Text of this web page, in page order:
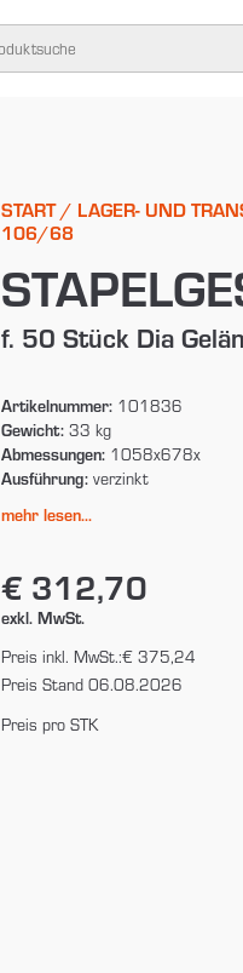
START/ LAGER- UND
106/68
f. 50 Stück Dia
Artikelnummer:101836
Gewicht:33 kg
Abmessungen:1058x678x
Ausführung:verzinkt
mehr lesen...
€ 312,70
exkl. MwSt.
Preis inkl. MwSt.:€ 375,24
Preis Stand 06.08.2026
Preis pro STK